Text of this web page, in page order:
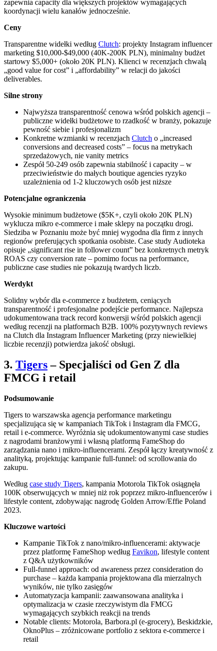
zapewnia capacity dla większych projektów wymagających
koordynacji wielu kanałów jednocześnie.
Ceny
Transparentne widełki według Clutch: projekty Instagram influencer
marketing $10,000-$49,000 (40K-200K PLN), minimalny budżet
startowy $5,000+ (około 20K PLN). Klienci w recenzjach chwalą
„good value for cost” i „affordability” w relacji do jakości
deliverables.
Silne strony
Najwyższa transparentność cenowa wśród polskich agencji –
publiczne widełki budżetowe to rzadkość w branży, pokazuje
pewność siebie i profesjonalizm
Konkretne wzmianki w recenzjach Clutch o „increased
conversions and decreased costs” – focus na metrykach
sprzedażowych, nie vanity metrics
Zespół 50-249 osób zapewnia stabilność i capacity – w
przeciwieństwie do małych boutique agencies ryzyko
uzależnienia od 1-2 kluczowych osób jest niższe
Potencjalne ograniczenia
Wysokie minimum budżetowe ($5K+, czyli około 20K PLN)
wyklucza mikro e-commerce i małe sklepy na początku drogi.
Siedziba w Poznaniu może być mniej wygodna dla firm z innych
regionów preferujących spotkania osobiste. Case study Audioteka
opisuje „significant rise in follower count” bez konkretnych metryk
ROAS czy conversion rate – pomimo focus na performance,
publiczne case studies nie pokazują twardych liczb.
Werdykt
Solidny wybór dla e-commerce z budżetem, ceniących
transparentność i profesjonalne podejście performance. Najlepsza
udokumentowana track record konwersji wśród polskich agencji
według recenzji na platformach B2B. 100% pozytywnych reviews
na Clutch dla Instagram Influencer Marketing (przy niewielkiej
liczbie recenzji) potwierdza jakość obsługi.
3. Tigers– Specjaliści od Gen Z dla
FMCG i retail
Podsumowanie
Tigers to warszawska agencja performance marketingu
specjalizująca się w kampaniach TikTok i Instagram dla FMCG,
retail i e-commerce. Wyróżnia się udokumentowanymi case studies
z nagrodami branżowymi i własną platformą FameShop do
zarządzania nano i mikro-influencerami. Zespół łączy kreatywność z
analityką, projektując kampanie full-funnel: od scrollowania do
zakupu.
Według case study Tigers, kampania Motorola TikTok osiągnęła
100K obserwujących w mniej niż rok poprzez mikro-influencerów i
lifestyle content, zdobywając nagrodę Golden Arrow/Effie Poland
2023.
Kluczowe wartości
Kampanie TikTok z nano/mikro-influencerami: aktywacje
przez platformę FameShop według Favikon, lifestyle content
z Q&A użytkowników
Full-funnel approach: od awareness przez consideration do
purchase – każda kampania projektowana dla mierzalnych
wyników, nie tylko zasięgów
Automatyzacja kampanii: zaawansowana analityka i
optymalizacja w czasie rzeczywistym dla FMCG
wymagających szybkich reakcji na trends
Notable clients: Motorola, Barbora.pl (e-grocery), Beskidzkie,
OknoPlus – zróżnicowane portfolio z sektora e-commerce i
retail